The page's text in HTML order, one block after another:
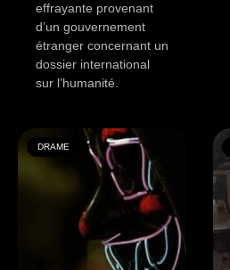
effrayante provenant
d’un gouvernement
étranger concernant un
dossier international
sur l’humanité.
DRAME